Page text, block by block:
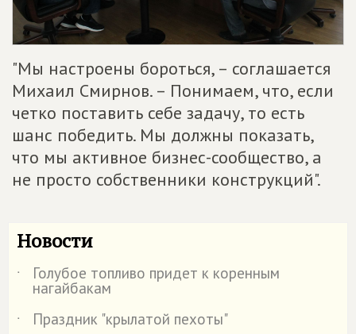
"Мы настроены бороться, – соглашается
Михаил Смирнов. – Понимаем, что, если
четко поставить себе задачу, то есть
шанс победить. Мы должны показать,
что мы активное бизнес-сообщество, а
не просто собственники конструкций".
Новости
˙ Голубое топливо придет к коренным
нагайбакам
˙
Праздник "крылатой пехоты"